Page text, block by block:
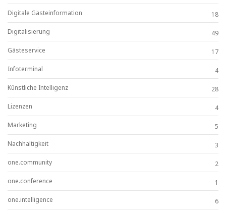
Digitale Gästeinformation
18
Digitalisierung
49
Gästeservice
17
Infoterminal
4
Künstliche Intelligenz
28
Lizenzen
4
Marketing
5
Nachhaltigkeit
3
one.community
2
one.conference
1
one.intelligence
6